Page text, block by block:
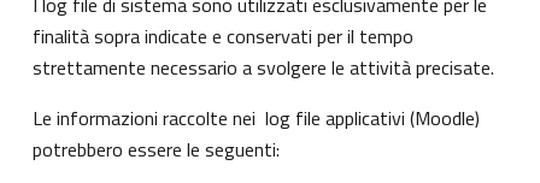
finalità sopra indicate e conservati per il tempo
strettamente necessario a svolgere le attività precisate.
Le informazioni raccolte nei log file applicativi (Moodle)
potrebbero essere le seguenti: